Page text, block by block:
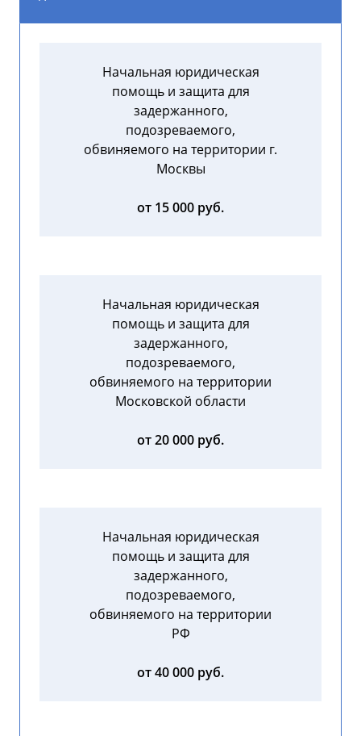
Начальная юридическая
помощь и защита для
задержанного,
подозреваемого,
обвиняемого на территории г.
Москвы
от 15 000 руб.
Начальная юридическая
помощь и защита для
задержанного,
подозреваемого,
обвиняемого на территории
Московской области
от 20 000 руб.
Начальная юридическая
помощь и защита для
задержанного,
подозреваемого,
обвиняемого на территории
РФ
от 40 000 руб.